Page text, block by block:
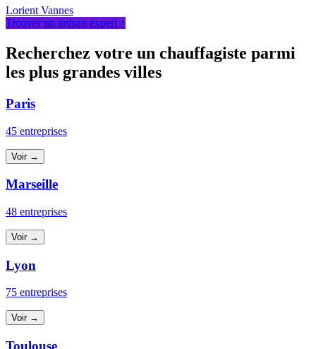
Lorient Vannes
Trouver un artisan expert ↑
Recherchez votre un chauffagiste parmi
les plus grandes villes
Paris
45 entreprises
Voir →
Marseille
48 entreprises
Voir →
Lyon
75 entreprises
Voir →
Toulouse